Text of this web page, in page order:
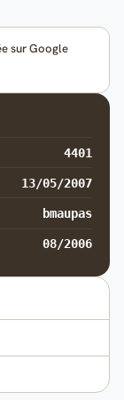
sur Google
4401
13/05/2007
bmaupas
08/2006